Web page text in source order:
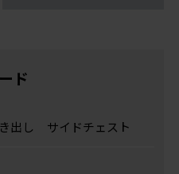
ド
出し サイドチェスト